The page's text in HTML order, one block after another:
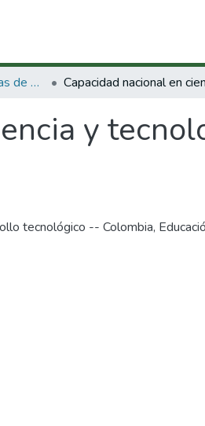
Publicaciones seriadas de Minciencias
y
tecnológico -- Colombia,